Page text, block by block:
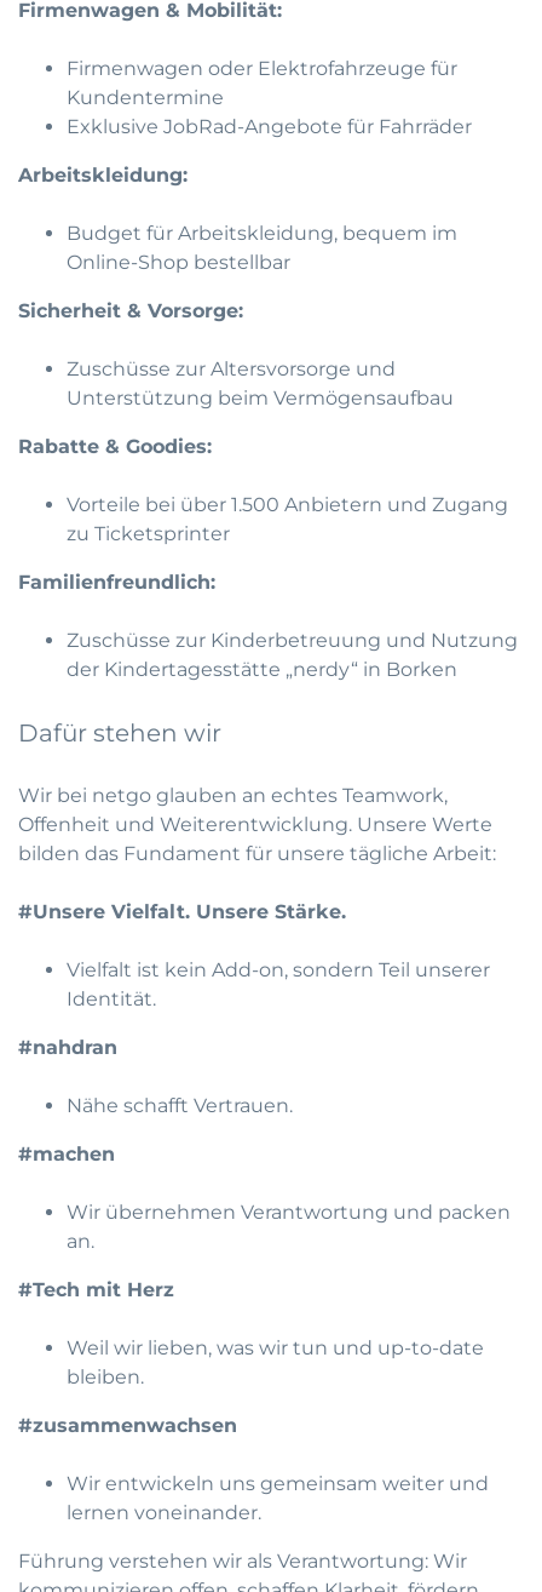
Firmenwagen & Mobilität:
Firmenwagen oder Elektrofahrzeuge für
Kundentermine
Exklusive JobRad-Angebote für Fahrräder
Arbeitskleidung:
Budget für Arbeitskleidung, bequem im
Online-Shop bestellbar
Sicherheit & Vorsorge:
Zuschüsse zur Altersvorsorge und
Unterstützung beim Vermögensaufbau
Rabatte & Goodies:
Vorteile bei über 1.500 Anbietern und Zugang
zu Ticketsprinter
Familienfreundlich:
Zuschüsse zur Kinderbetreuung und Nutzung
der Kindertagesstätte „nerdy“ in Borken
Dafür stehen wir
Wir bei netgo glauben an echtes Teamwork,
Offenheit und Weiterentwicklung. Unsere Werte
bilden das Fundament für unsere tägliche Arbeit:
#Unsere Vielfalt. Unsere Stärke.
Vielfalt ist kein Add-on, sondern Teil unserer
Identität.
#nahdran
Nähe schafft Vertrauen.
#machen
Wir übernehmen Verantwortung und packen
an.
#Tech mit Herz
Weil wir lieben, was wir tun und up-to-date
bleiben.
#zusammenwachsen
Wir entwickeln uns gemeinsam weiter und
lernen voneinander.
Führung verstehen wir als Verantwortung: Wir